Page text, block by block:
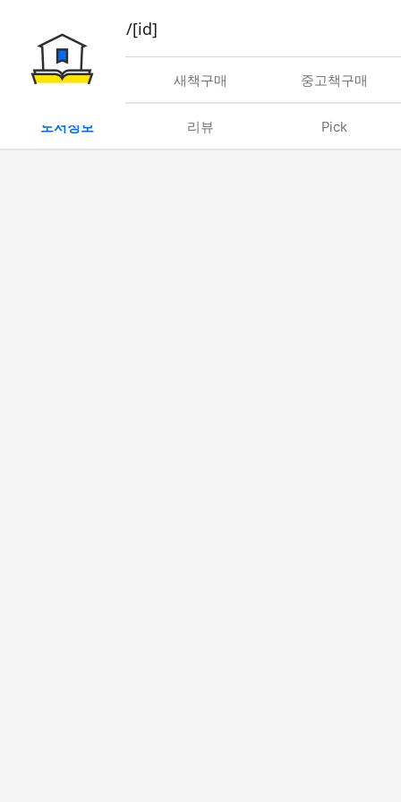
book/rent/[id]
대여 새책구매 중고책구매
도서정보 리뷰 Pick